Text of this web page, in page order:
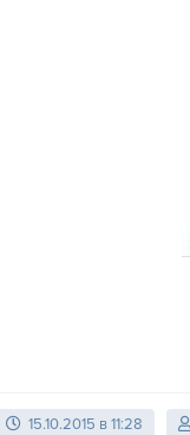
15.10.2015 в 11:28